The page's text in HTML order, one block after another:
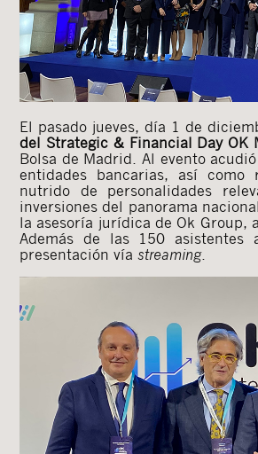
El pasado jueves, día 1 de
del Strategic & Financial Day OK
Bolsa de Madrid. Al evento
entidades bancarias, así
nutrido de personalidades
inversiones del panorama
la asesoría jurídica de Ok Group,
Además de las 150
presentación vía streaming.